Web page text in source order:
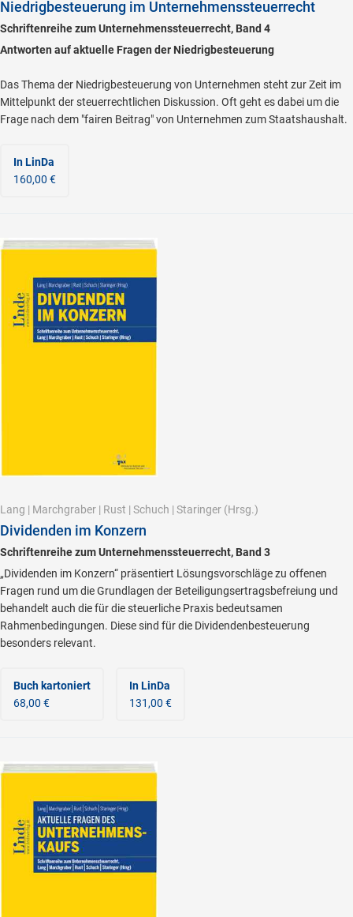
Niedrigbesteuerung im Unternehmenssteuerrecht
Schriftenreihe zum Unternehmenssteuerrecht, Band 4
Antworten auf aktuelle Fragen der Niedrigbesteuerung
Das Thema der Niedrigbesteuerung von Unternehmen steht zur Zeit im
Mittelpunkt der steuerrechtlichen Diskussion. Oft geht es dabei um die
Frage nach dem "fairen Beitrag" von Unternehmen zum Staatshaushalt.
In LinDa
160,00 €
Lang | Marchgraber | Rust | Schuch | Staringer (Hrsg.)
Dividenden im Konzern
Schriftenreihe zum Unternehmenssteuerrecht, Band 3
„Dividenden im Konzern“ präsentiert Lösungsvorschläge zu offenen
Fragen rund um die Grundlagen der Beteiligungsertragsbefreiung und
behandelt auch die für die steuerliche Praxis bedeutsamen
Rahmenbedingungen. Diese sind für die Dividendenbesteuerung
besonders relevant.
Buch kartoniert
68,00 €
In LinDa
131,00 €